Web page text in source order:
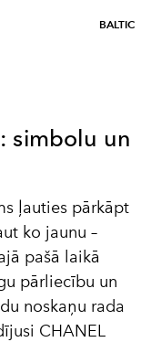
BALTIC
simbolu un
ļauties pārkāpt
ko jaunu –
pašā laikā
pārliecību un
noskaņu rada
CHANEL